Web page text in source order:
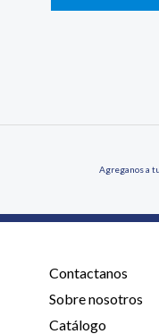
Agreganos a
Contactanos
Sobre nosotros
Catálogo